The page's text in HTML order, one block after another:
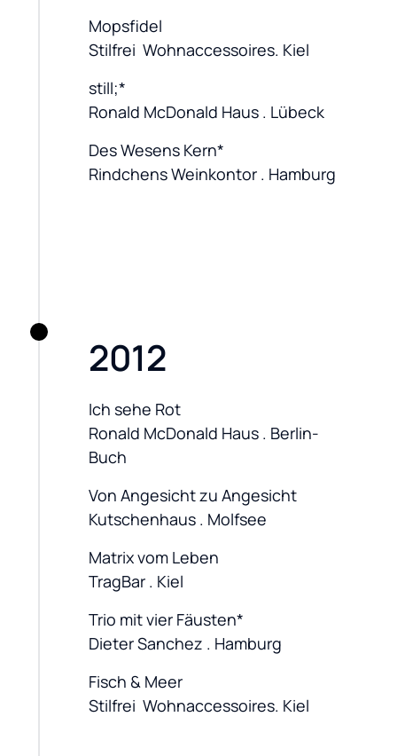
Mopsfidel
Stilfrei  Wohnaccessoires. Kiel
still;*
Ronald McDonald Haus . Lübeck
Des Wesens Kern*
Rindchens Weinkontor . Hamburg
2012
Ich sehe Rot
Ronald McDonald Haus . Berlin-
Buch
Von Angesicht zu Angesicht
Kutschenhaus . Molfsee
Matrix vom Leben
TragBar . Kiel
Trio mit vier Fäusten*
Dieter Sanchez . Hamburg
Fisch & Meer
Stilfrei  Wohnaccessoires. Kiel